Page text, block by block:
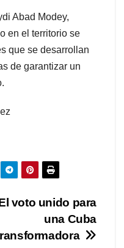
Abad Modey,
en el territorio se
que se desarrollan
de garantizar un
voto unido para
una Cuba